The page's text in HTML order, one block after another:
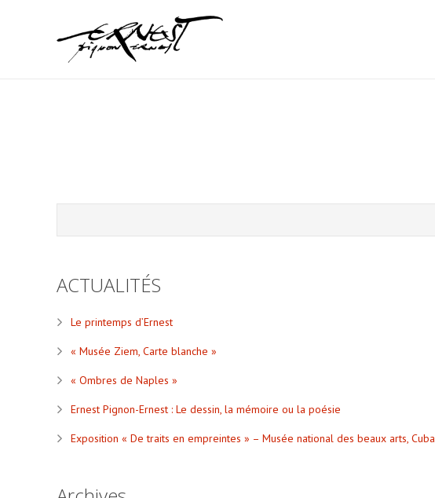
ACTUALITÉS
Le printemps d’Ernest
« Musée Ziem, Carte blanche »
« Ombres de Naples »
Ernest Pignon-Ernest : Le dessin, la mémoire ou la poésie
Exposition « De traits en empreintes » – Musée national des beaux arts, Cuba